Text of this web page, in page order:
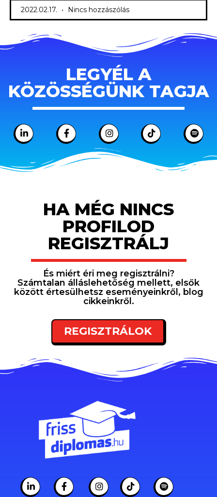
2022.02.17. Nincs hozzászólás
LEGYÉL A
KÖZÖSSÉGÜNK TAGJA
HA MÉG NINCS
PROFILOD
REGISZTRÁLJ
És miért éri meg regisztrálni?
Számtalan álláslehetőség mellett, elsők
között értesülhetsz eseményeinkről, blog
cikkeinkről.
REGISZTRÁLOK